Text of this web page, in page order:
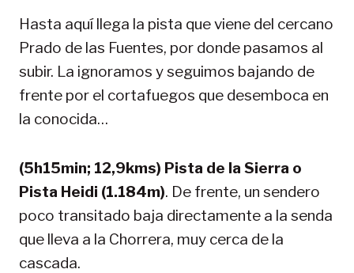
Hasta aquí llega la pista que viene del cercano
Prado de las Fuentes, por donde pasamos al
subir. La ignoramos y seguimos bajando de
frente por el cortafuegos que desemboca en
la conocida…
(5h15min; 12,9kms) Pista de la Sierra o
Pista Heidi (1.184m). De frente, un sendero
poco transitado baja directamente a la senda
que lleva a la Chorrera, muy cerca de la
cascada.